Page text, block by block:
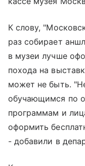
К слову,
раз собирает
в музеи лучше
похода на
может не быть.
обучающимся по
программам и
оформить
- добавили в